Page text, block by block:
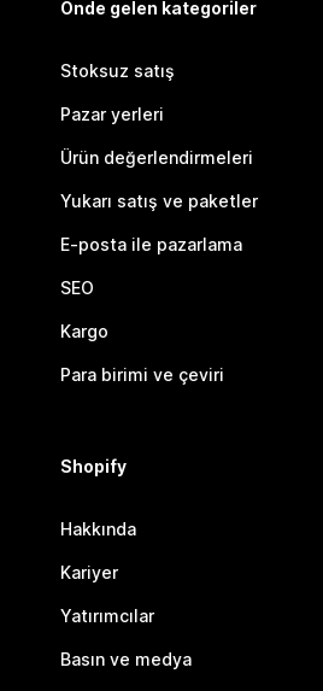
Önde gelen kategoriler
Stoksuz satış
Pazar yerleri
Ürün değerlendirmeleri
Yukarı satış ve paketler
E-posta ile pazarlama
SEO
Kargo
Para birimi ve çeviri
Shopify
Hakkında
Kariyer
Yatırımcılar
Basın ve medya